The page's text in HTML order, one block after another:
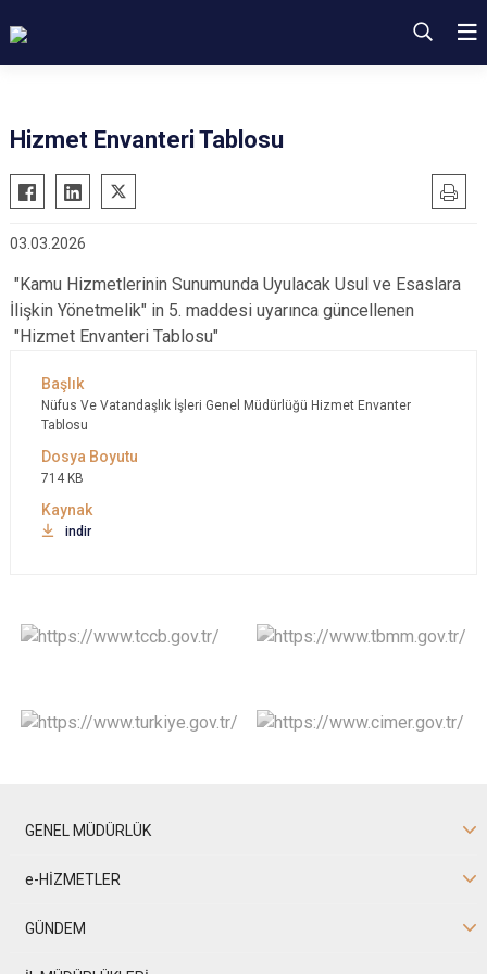
Hizmet Envanteri Tablosu
03.03.2026
"Kamu Hizmetlerinin Sunumunda Uyulacak Usul ve Esaslara
İlişkin Yönetmelik" in 5. maddesi uyarınca güncellenen
"Hizmet Envanteri Tablosu"
Nüfus Ve Vatandaşlık İşleri Genel Müdürlüğü Hizmet Envanter
Tablosu
714 KB
indir
GENEL MÜDÜRLÜK
e-HİZMETLER
GÜNDEM